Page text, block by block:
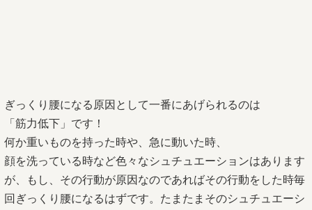
ぎっくり腰になる原因として一番にあげられるのは
「筋力低下」です！
何か重いものを持った時や、急に動いた時、
顔を洗っている時など色々なシュチュエーションはあります
が、もし、その行動が原因なのであればその行動をした時毎
回ぎっくり腰になるはずです。たまたまそのシュチュエーシ